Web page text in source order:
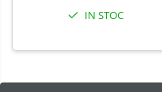
IN STOC